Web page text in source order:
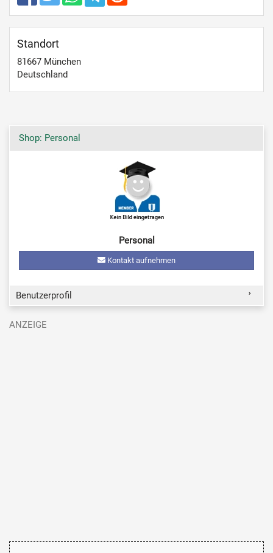
Standort
81667 München
Deutschland
Shop: Personal
Personal
Kontakt aufnehmen
Benutzerprofil